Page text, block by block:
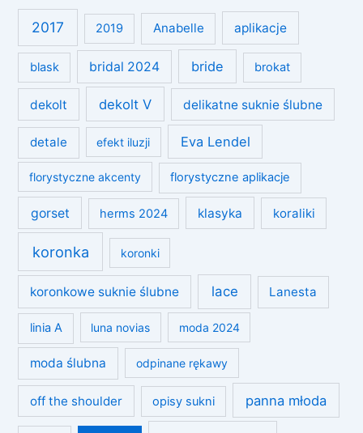
r
2017 2019 Anabelle aplikacje
blask bridal 2024 bride brokat
dekolt dekolt V delikatne suknie ślubne
detale efekt iluzji Eva Lendel
florystyczne akcenty florystyczne aplikacje
gorset herms 2024 klasyka koraliki
koronka koronki
koronkowe suknie ślubne lace Lanesta
linia A luna novias moda 2024
moda ślubna odpinane rękawy
off the shoulder opisy sukni panna młoda